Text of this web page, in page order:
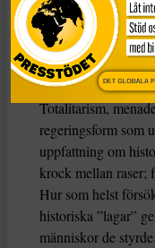
USA. Så när hon
början av 1940-
totalitarism.
Totalitarism,
regeringsform som
uppfattning om
krock mellan raser;
Hur som helst
historiska ”lagar”
människor de styrde.
DET GLOBALA